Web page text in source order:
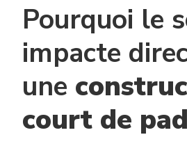
Pourquoi le
impacte
une
court de